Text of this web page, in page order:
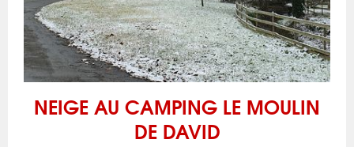
NEIGE AU CAMPING LE MOULIN
DE DAVID